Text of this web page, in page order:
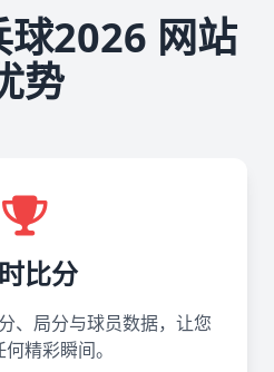
球2026 网站
势
比分
、局分与球员数据，让您
精彩瞬间。